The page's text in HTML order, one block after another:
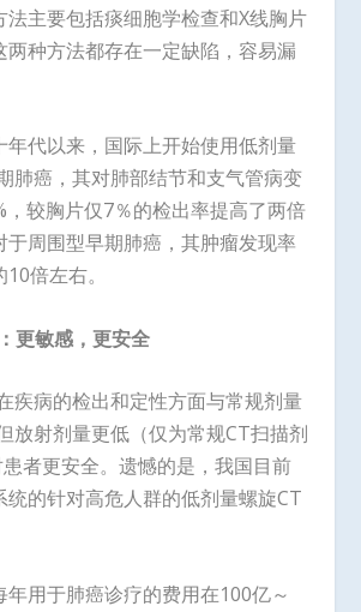
法主要包括痰细胞学检查和X线胸片
两种方法都存在一定缺陷，容易漏
年代以来，国际上开始使用低剂量
肺癌，其对肺部结节和支气管病变
，较胸片仅7％的检出率提高了两倍
于周围型早期肺癌，其肿瘤发现率
倍左右。
：更敏感，更安全
疾病的检出和定性方面与常规剂量
放射剂量更低（仅为常规CT扫描剂
者更安全。遗憾的是，我国目前
统的针对高危人群的低剂量螺旋CT
年用于肺癌诊疗的费用在100亿～